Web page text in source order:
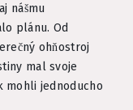
nášmu
plánu. Od
ohňostroj
mal svoje
mohli jednoducho